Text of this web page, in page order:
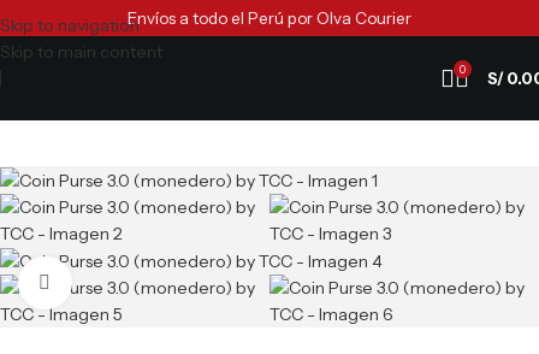
Skip to navigation
Skip to main content
Envíos a todo el Perú por Olva Courier
0 S/
Clic para ampliar